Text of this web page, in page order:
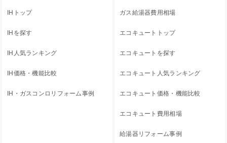
IHトップ
IHを探す
IH人気ランキング
IH価格・機能比較
IH・ガスコンロリフォーム事例
ガス給湯器費用相場
エコキュートトップ
エコキュートを探す
エコキュート人気ランキング
エコキュート価格・機能比較
エコキュート費用相場
給湯器リフォーム事例